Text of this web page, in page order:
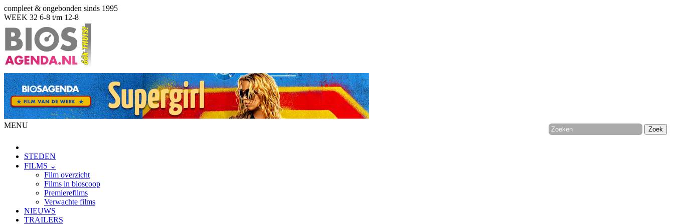
compleet & ongebonden sinds 1995
WEEK 32 6-8 t/m 12-8
MENU
STEDEN
FILMS ⌄
Film overzicht
Films in bioscoop
Premierefilms
Verwachte films
NIEUWS
TRAILERS